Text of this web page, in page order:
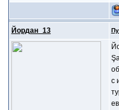
Йордан_13
с